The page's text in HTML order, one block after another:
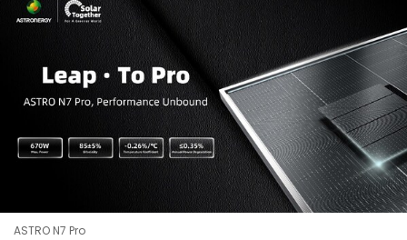
ASTRO N7 Pro